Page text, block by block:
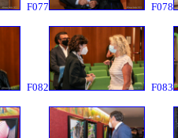
F077 F078
F082 F083